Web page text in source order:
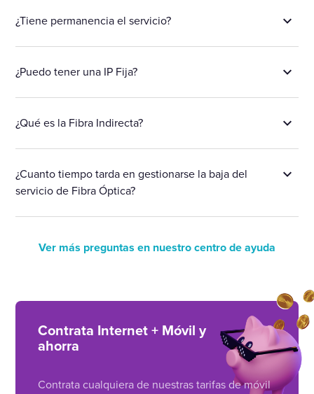
¿Tiene permanencia el servicio?
¿Puedo tener una IP Fija?
¿Qué es la Fibra Indirecta?
¿Cuanto tiempo tarda en gestionarse la baja del
servicio de Fibra Óptica?
Ver más preguntas en nuestro centro de ayuda
Contrata Internet + Móvil y
ahorra
Contrata cualquiera de nuestras tarifas de móvil